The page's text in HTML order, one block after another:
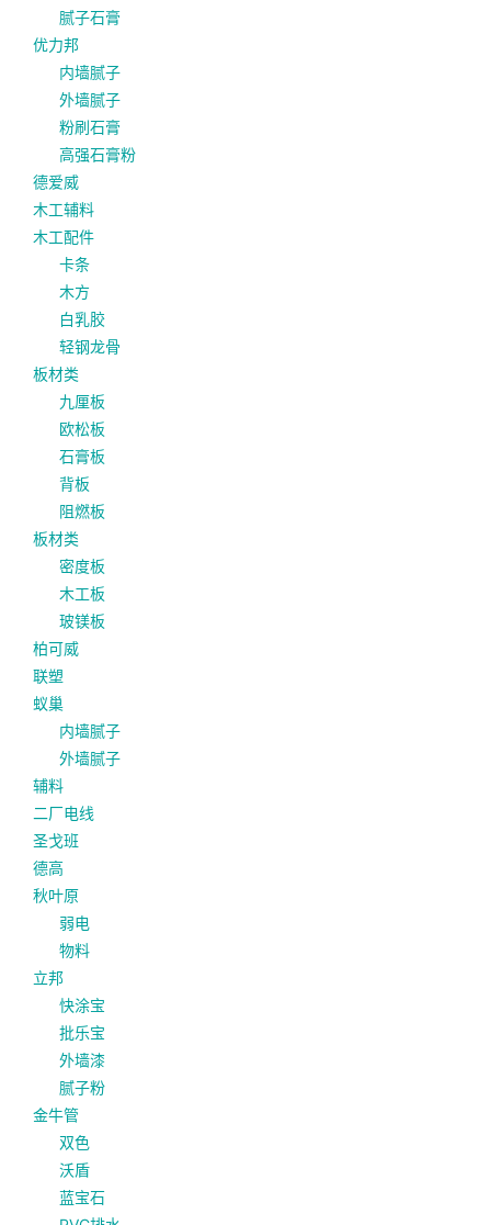
腻子石膏
优力邦
内墙腻子
外墙腻子
粉刷石膏
高强石膏粉
德爱威
木工辅料
木工配件
卡条
木方
白乳胶
轻钢龙骨
板材类
九厘板
欧松板
石膏板
背板
阻燃板
板材类
密度板
木工板
玻镁板
柏可威
联塑
蚁巢
内墙腻子
外墙腻子
辅料
二厂电线
圣戈班
德高
秋叶原
弱电
物料
立邦
快涂宝
批乐宝
外墙漆
腻子粉
金牛管
双色
沃盾
蓝宝石